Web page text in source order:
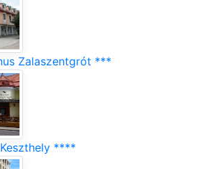
Zalaszentgrót ***
****